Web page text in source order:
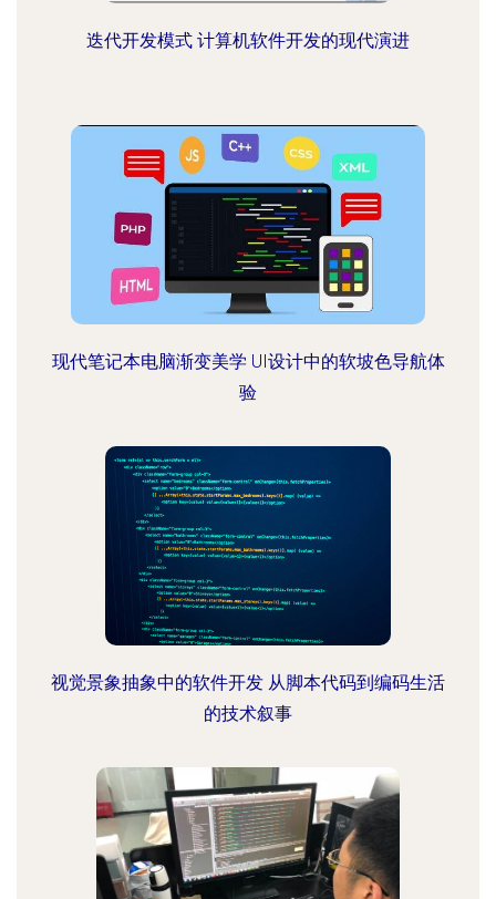
迭代开发模式 计算机软件开发的现代演进
现代笔记本电脑渐变美学 UI设计中的软坡色导航体
验
视觉景象抽象中的软件开发 从脚本代码到编码生活
的技术叙事